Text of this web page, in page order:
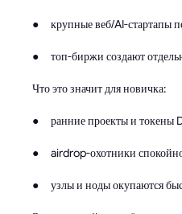
● крупные веб/AI-стартапы
● топ-биржи создают
Что это значит для новичка:
● ранние проекты и токены
● airdrop-охотники спокойно
● узлы и ноды окупаются